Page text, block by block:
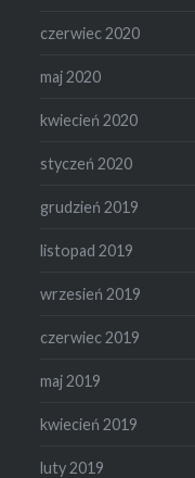
czerwiec 2020
maj 2020
kwiecień 2020
styczeń 2020
grudzień 2019
listopad 2019
wrzesień 2019
czerwiec 2019
maj 2019
kwiecień 2019
luty 2019